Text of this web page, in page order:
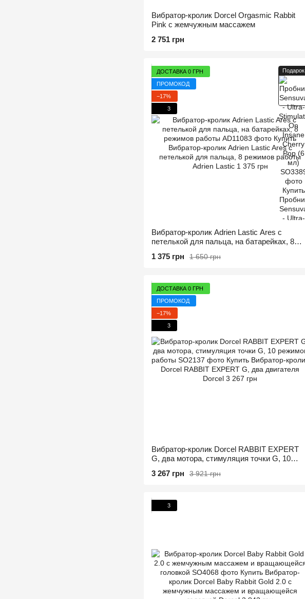
Вибратор-кролик Dorcel Orgasmic Rabbit
Pink с жемчужным массажем
2 751 грн
Подарок
ДОСТАВКА 0 ГРН
ПРОМОКОД
−17%
3
Вибратор-кролик Adrien Lastic Ares с
петелькой для пальца, на батарейках, 8
1 650 грн
1 375 грн
ДОСТАВКА 0 ГРН
ПРОМОКОД
−17%
3
Вибратор-кролик Dorcel RABBIT EXPERT
G, два мотора, стимуляция точки G, 10
3 921 грн
3 267 грн
3